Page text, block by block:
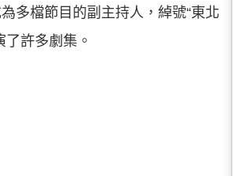
多檔節目的副主持人，綽號“東北
了許多劇集。